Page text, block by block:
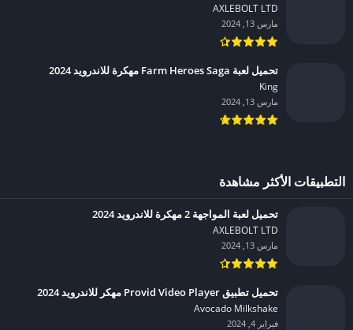
AXLEBOLT LTD‏
مارس 13, 2024
تحميل لعبة Farm Heroes Saga مهكرة للاندرويد 2024
King‏
مارس 13, 2024
التطبيقات الأكثر مشاهدة
تحميل لعبة المواجهة 2 مهكرة للاندرويد 2024
AXLEBOLT LTD‏
مارس 13, 2024
تحميل تطبيق Provid Video Player مهكر للاندرويد 2024
Avocado Milkshake‏
فبراير 4, 2024